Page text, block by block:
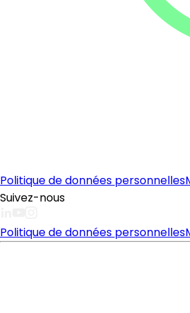
Politique de données personnelles
Suivez-nous
Politique de données personnelles